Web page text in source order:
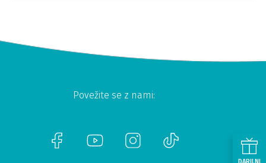
Povežite se z nami: